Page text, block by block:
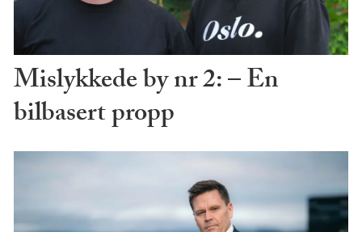
Mislykkede by nr 2: – En
bilbasert propp